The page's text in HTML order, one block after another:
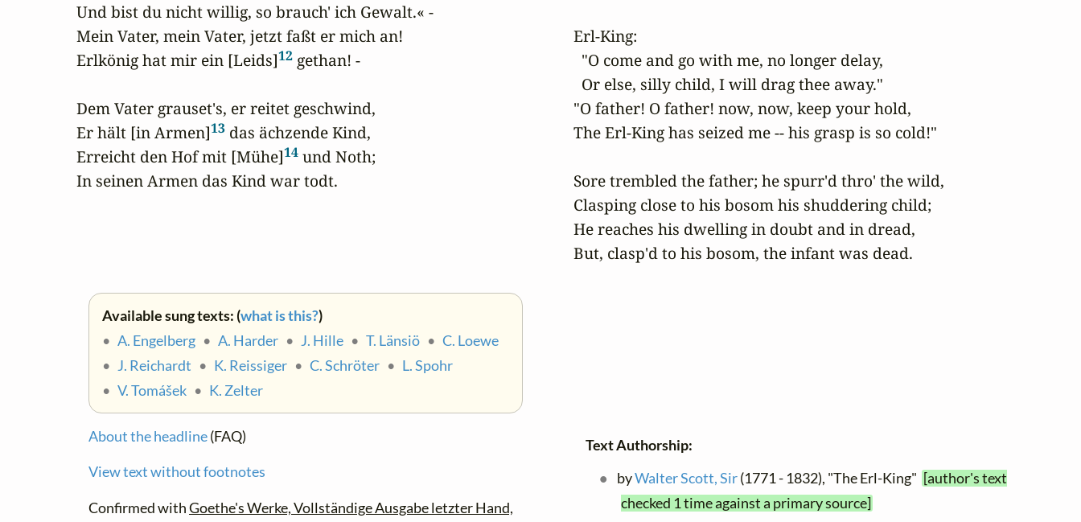
Und bist du nicht willig, so brauch' ich Gewalt.« -
Mein Vater, mein Vater, jetzt faßt er mich an!
Erlkönig hat mir ein [Leids]12 gethan! -
Dem Vater grauset's, er reitet geschwind,
Er hält [in Armen]13 das ächzende Kind,
Erreicht den Hof mit [Mühe]14 und Noth;
In seinen Armen das Kind war todt.
Available sung texts: (what is this?)
• A. Engelberg • A. Harder • J. Hille • T. Länsiö • C. Loewe
• J. Reichardt • K. Reissiger • C. Schröter • L. Spohr
• V. Tomášek • K. Zelter
About the headline(FAQ)
View text without footnotes
Confirmed withGoethe's Werke, Vollständige Ausgabe letzter Hand,
Erl-King:
  "O come and go with me, no longer delay,
  Or else, silly child, I will drag thee away."
"O father! O father! now, now, keep your hold,
The Erl-King has seized me -- his grasp is so cold!"
Sore trembled the father; he spurr'd thro' the wild,
Clasping close to his bosom his shuddering child;
He reaches his dwelling in doubt and in dread,
But, clasp'd to his bosom, the infant was dead.
Text Authorship:
byWalter Scott, Sir(1771 - 1832), "The Erl-King" [author's text
checked 1 time against a primary source]